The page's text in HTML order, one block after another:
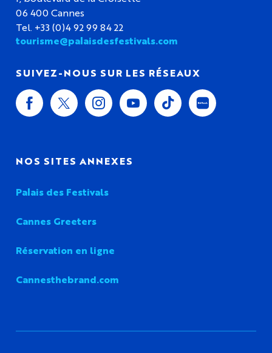
06 400 Cannes
Tel. +33 (0)4 92 99 84 22
tourisme@palaisdesfestivals.com
SUIVEZ-NOUS SUR LES RÉSEAUX
NOS SITES ANNEXES
Palais des Festivals
Cannes Greeters
Réservation en ligne
Cannesthebrand.com